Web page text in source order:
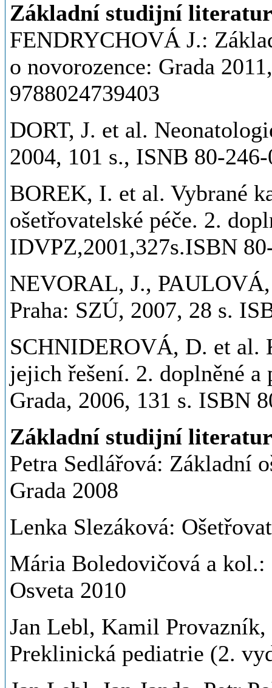
Základní studijní
FENDRYCHOVÁ J.:
o novorozence: Grada
9788024739403
DORT, J. et al.
2004, 101 s., ISNB 80-
BOREK, I. et al. Vybrané
ošetřovatelské péče. 2.
IDVPZ,2001,327s.ISBN
NEVORAL, J.,
Praha: SZÚ, 2007, 28 s.
SCHNIDEROVÁ, D. et al.
jejich řešení. 2. doplněné a
Grada, 2006, 131 s. ISBN
Základní studijní
Petra Sedlářová: Základní
Grada 2008
Lenka Slezáková:
Mária Boledovičová a
Osveta 2010
Jan Lebl, Kamil
Preklinická pediatrie (2.